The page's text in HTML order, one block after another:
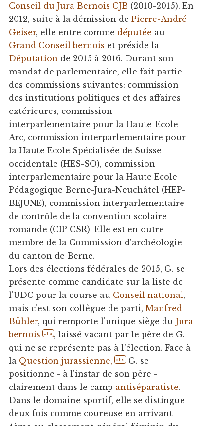
Conseil du Jura Bernois CJB (2010-2015). En
2012, suite à la démission de Pierre-André
Geiser, elle entre comme députée au
Grand Conseil bernois et préside la
Députation de 2015 à 2016. Durant son
mandat de parlementaire, elle fait partie
des commissions suivantes: commission
des institutions politiques et des affaires
extérieures, commission
interparlementaire pour la Haute-Ecole
Arc, commission interparlementaire pour
la Haute Ecole Spécialisée de Suisse
occidentale (HES-SO), commission
interparlementaire pour la Haute Ecole
Pédagogique Berne-Jura-Neuchâtel (HEP-
BEJUNE), commission interparlementaire
de contrôle de la convention scolaire
romande (CIP CSR). Elle est en outre
membre de la Commission d'archéologie
du canton de Berne.
Lors des élections fédérales de 2015, G. se
présente comme candidate sur la liste de
l'UDC pour la course au Conseil national,
mais c'est son collègue de parti, Manfred
Bühler, qui remporte l'unique siège du Jura
bernois
dhs , laissé vacant par le père de G.
qui ne se représente pas à l'élection. Face à
la Question jurassienne, dhs G. se
positionne - à l'instar de son père -
clairement dans le camp antiséparatiste.
Dans le domaine sportif, elle se distingue
deux fois comme coureuse en arrivant